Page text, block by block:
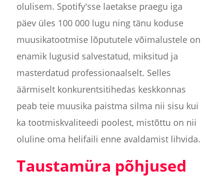
olulisem. Spotify'sse laetakse praegu iga
päev üles 100 000 lugu ning tänu koduse
muusikatootmise lõpututele võimalustele on
enamik lugusid salvestatud, miksitud ja
masterdatud professionaalselt. Selles
äärmiselt konkurentsitihedas keskkonnas
peab teie muusika paistma silma nii sisu kui
ka tootmiskvaliteedi poolest, mistõttu on nii
oluline oma helifaili enne avaldamist lihvida.
Taustamüra põhjused